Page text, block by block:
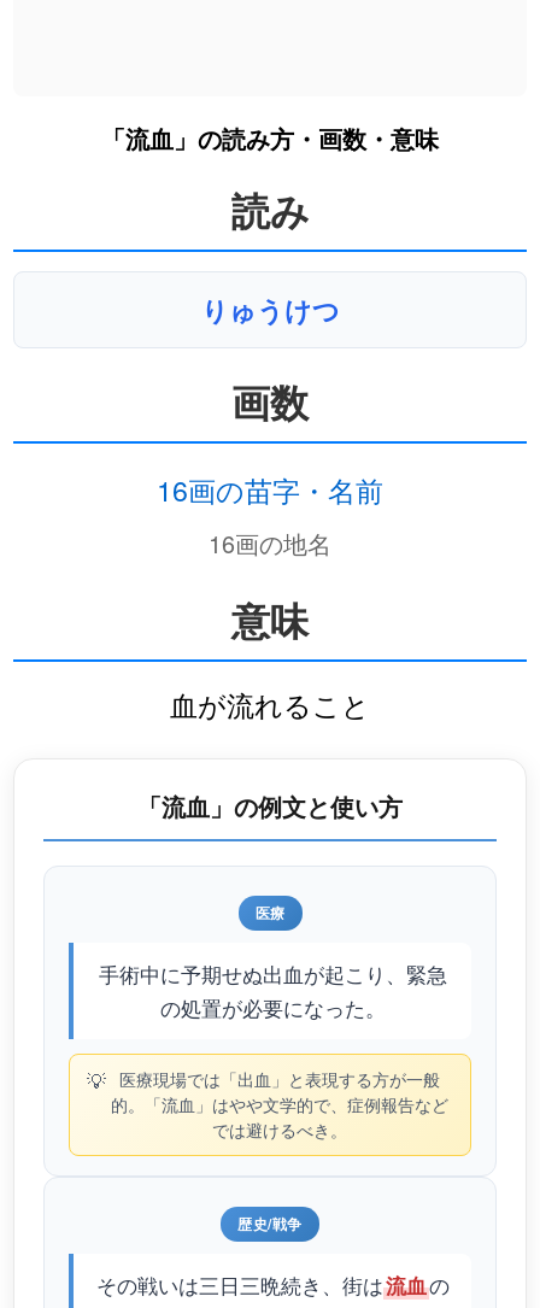
「流血」の読み方・画数・意味
読み
りゅうけつ
画数
16画の苗字・名前
16画の地名
意味
血が流れること
「流血」の例文と使い方
医療
手術中に予期せぬ出血が起こり、緊急
の処置が必要になった。
💡 医療現場では「出血」と表現する方が一般
的。「流血」はやや文学的で、症例報告など
では避けるべき。
歴史/戦争
その戦いは三日三晩続き、街は流血の